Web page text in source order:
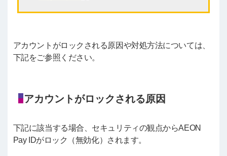
アカウントがロックされる原因や対処方法については、
下記をご参照ください。
アカウントがロックされる原因
下記に該当する場合、セキュリティの観点からAEON
Pay IDがロック（無効化）されます。